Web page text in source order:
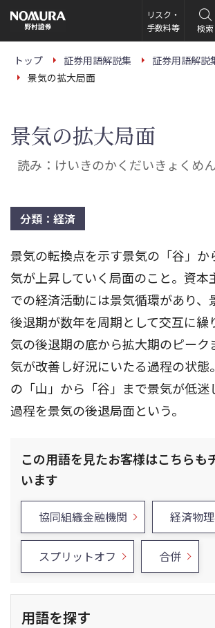
の
ー
リスク・
手数料等
検索
トップ 証券用語解説集
証券用語解説
景気の拡大局面
景気の拡大局面
読み：けいきのかくだいきょくめん
分類：経済
景気の転換点を示す景気の「谷」か
気が上昇していく局面のこと。資本
での経済活動には景気循環があり、
後退期が数年を周期として交互に繰
気の後退期の底から拡大期のピーク
気が改善し好況にいたる過程の状態
の「山」から「谷」まで景気が低迷
過程を景気の後退局面という。
この用語を見たお客様はこちらも
います
協同組織金融機関 経済物
スプリットオフ 合併
用語を探す